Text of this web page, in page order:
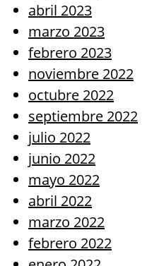
abril 2023
marzo 2023
febrero 2023
noviembre 2022
octubre 2022
septiembre 2022
julio 2022
junio 2022
mayo 2022
abril 2022
marzo 2022
febrero 2022